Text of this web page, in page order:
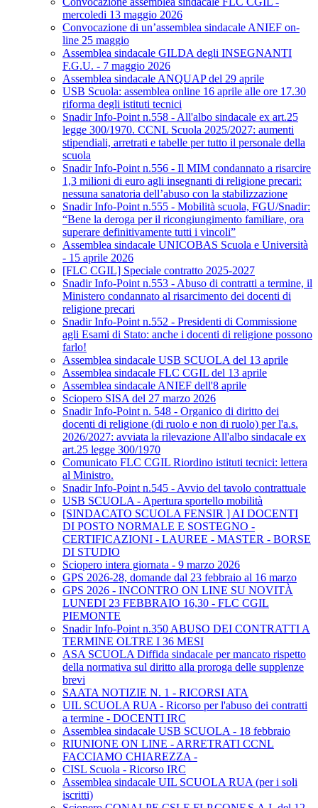
mercoledi 13 maggio 2026
Convocazione di un’assemblea sindacale ANIEF on-
line 25 maggio
Assemblea sindacale GILDA degli INSEGNANTI
F.G.U. - 7 maggio 2026
Assemblea sindacale ANQUAP del 29 aprile
USB Scuola: assemblea online 16 aprile alle ore 17.30
riforma degli istituti tecnici
Snadir Info-Point n.558 - All'albo sindacale ex art.25
legge 300/1970. CCNL Scuola 2025/2027: aumenti
stipendiali, arretrati e tabelle per tutto il personale della
scuola
Snadir Info-Point n.556 - Il MIM condannato a risarcire
1,3 milioni di euro agli insegnanti di religione precari:
nessuna sanatoria dell’abuso con la stabilizzazione
Snadir Info-Point n.555 - Mobilità scuola, FGU/Snadir:
“Bene la deroga per il ricongiungimento familiare, ora
superare definitivamente tutti i vincoli”
Assemblea sindacale UNICOBAS Scuola e Università
- 15 aprile 2026
[FLC CGIL] Speciale contratto 2025-2027
Snadir Info-Point n.553 - Abuso di contratti a termine, il
Ministero condannato al risarcimento dei docenti di
religione precari
Snadir Info-Point n.552 - Presidenti di Commissione
agli Esami di Stato: anche i docenti di religione possono
farlo!
Assemblea sindacale USB SCUOLA del 13 aprile
Assemblea sindacale FLC CGIL del 13 aprile
Assemblea sindacale ANIEF dell'8 aprile
Sciopero SISA del 27 marzo 2026
Snadir Info-Point n. 548 - Organico di diritto dei
docenti di religione (di ruolo e non di ruolo) per l'a.s.
2026/2027: avviata la rilevazione All'albo sindacale ex
art.25 legge 300/1970
Comunicato FLC CGIL Riordino istituti tecnici: lettera
al Ministro.
Snadir Info-Point n.545 - Avvio del tavolo contrattuale
USB SCUOLA - Apertura sportello mobilità
[SINDACATO SCUOLA FENSIR ] AI DOCENTI
DI POSTO NORMALE E SOSTEGNO -
CERTIFICAZIONI - LAUREE - MASTER - BORSE
DI STUDIO
Sciopero intera giornata - 9 marzo 2026
GPS 2026-28, domande dal 23 febbraio al 16 marzo
GPS 2026 - INCONTRO ON LINE SU NOVITÀ
LUNEDI 23 FEBBRAIO 16,30 - FLC CGIL
PIEMONTE
Snadir Info-Point n.350 ABUSO DEI CONTRATTI A
TERMINE OLTRE I 36 MESI
ASA SCUOLA Diffida sindacale per mancato rispetto
della normativa sul diritto alla proroga delle supplenze
brevi
SAATA NOTIZIE N. 1 - RICORSI ATA
UIL SCUOLA RUA - Ricorso per l'abuso dei contratti
a termine - DOCENTI IRC
Assemblea sindacale USB SCUOLA - 18 febbraio
RIUNIONE ON LINE - ARRETRATI CCNL
FACCIAMO CHIAREZZA -
CISL Scuola - Ricorso IRC
Assemblea sindacale UIL SCUOLA RUA (per i soli
iscritti)